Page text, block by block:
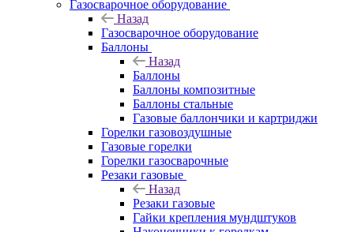
Газосварочное оборудование
Назад
Газосварочное оборудование
Баллоны
Назад
Баллоны
Баллоны композитные
Баллоны стальные
Газовые баллончики и картриджи
Горелки газовоздушные
Газовые горелки
Горелки газосварочные
Резаки газовые
Назад
Резаки газовые
Гайки крепления мундштуков